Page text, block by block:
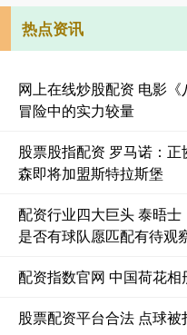
热点资讯
网上在线炒股配资 电影
冒险中的实力较量
股票股指配资 罗马诺：
森即将加盟斯特拉斯堡
配资行业四大巨头 泰晤
是否有球队愿匹配有待观
配资指数官网 中国荷花相
股票配资平台合法 点球